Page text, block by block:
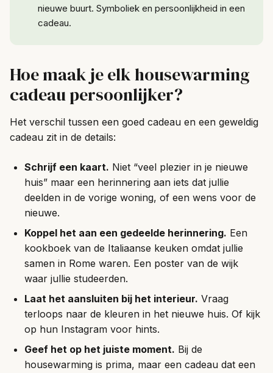
nieuwe buurt. Symboliek en persoonlijkheid in een
cadeau.
Hoe maak je elk housewarming
cadeau persoonlijker?
Het verschil tussen een goed cadeau en een geweldig
cadeau zit in de details:
Schrijf een kaart. Niet “veel plezier in je nieuwe
huis” maar een herinnering aan iets dat jullie
deelden in de vorige woning, of een wens voor de
nieuwe.
Koppel het aan een gedeelde herinnering. Een
kookboek van de Italiaanse keuken omdat jullie
samen in Rome waren. Een poster van de wijk
waar jullie studeerden.
Laat het aansluiten bij het interieur. Vraag
terloops naar de kleuren in het nieuwe huis. Of kijk
op hun Instagram voor hints.
Geef het op het juiste moment. Bij de
housewarming is prima, maar een cadeau dat een